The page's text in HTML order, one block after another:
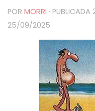
POR MORRI · PUBLICADA
25/09/2025